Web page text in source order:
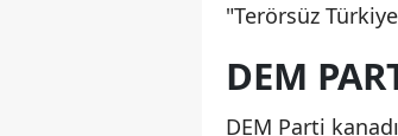
"Terörsüz
DEM
DEM Parti